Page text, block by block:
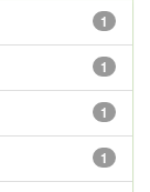
1
1
1
1